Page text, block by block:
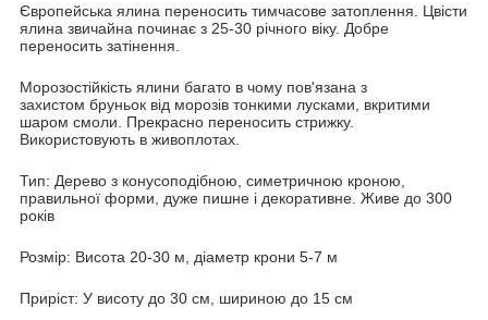
Європейська ялина переносить тимчасове затоплення. Цвісти
ялина звичайна починає з 25-30 річного віку. Добре
переносить затінення.
Морозостійкість ялини багато в чому пов'язана з
захистом бруньок від морозів тонкими лусками, вкритими
шаром смоли. Прекрасно переносить стрижку.
Використовують в живоплотах.
Тип: Дерево з конусоподібною, симетричною кроною,
правильної форми, дуже пишне і декоративне. Живе до 300
років
Розмір: Висота 20-30 м, діаметр крони 5-7 м
Приріст: У висоту до 30 см, шириною до 15 см